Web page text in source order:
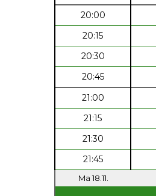
20:00
20:15
20:30
20:45
21:00
21:15
21:30
21:45
Ma 18.11.